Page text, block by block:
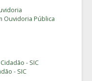
Ouvidoria Pública
- SIC
- SIC